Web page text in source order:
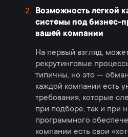
Возможность легкой
системы под бизнес-
вашей компании
На первый взгляд,
рекрутинговые
типичны, но это —
каждой компании есть
требования, которые
при подборе, так и при
программного
компании есть свои